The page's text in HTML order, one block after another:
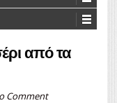
από τα
Comment